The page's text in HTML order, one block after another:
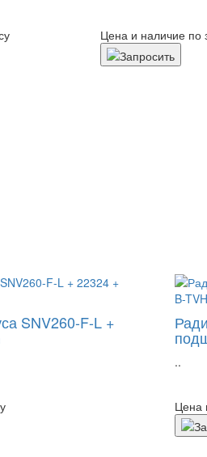
Цена и наличие по
SNV260-F-L +
..
Цена